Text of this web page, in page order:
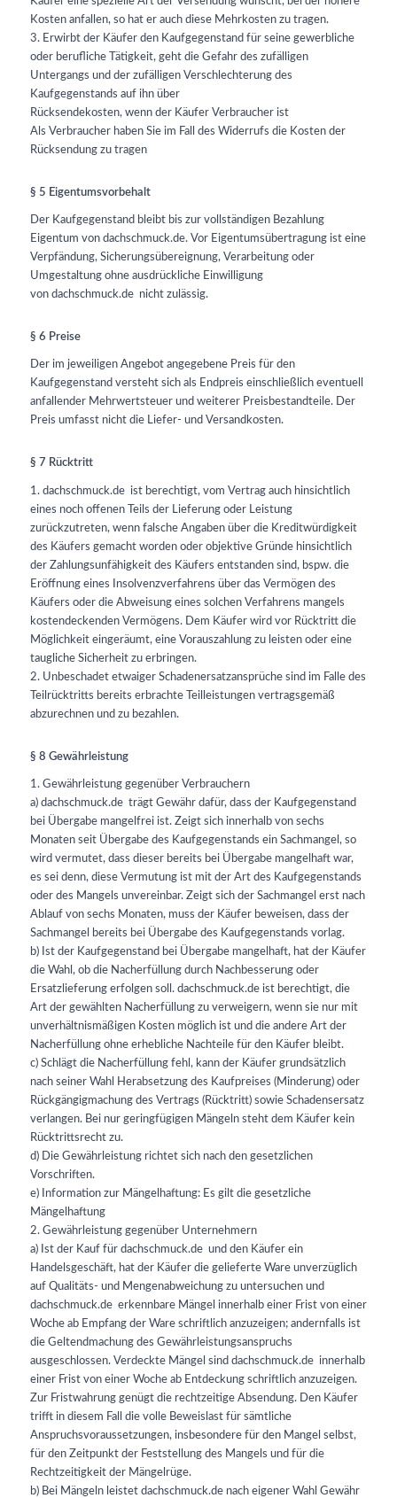
Kosten anfallen, so hat er auch diese Mehrkosten zu tragen.
3. Erwirbt der Käufer den Kaufgegenstand für seine gewerbliche
oder berufliche Tätigkeit, geht die Gefahr des zufälligen
Untergangs und der zufälligen Verschlechterung des
Kaufgegenstands auf ihn über
Rücksendekosten, wenn der Käufer Verbraucher ist
Als Verbraucher haben Sie im Fall des Widerrufs die Kosten der
Rücksendung zu tragen
§ 5 Eigentumsvorbehalt
Der Kaufgegenstand bleibt bis zur vollständigen Bezahlung
Eigentum von dachschmuck.de. Vor Eigentumsübertragung ist eine
Verpfändung, Sicherungsübereignung, Verarbeitung oder
Umgestaltung ohne ausdrückliche Einwilligung
von dachschmuck.de nicht zulässig.
§ 6 Preise
Der im jeweiligen Angebot angegebene Preis für den
Kaufgegenstand versteht sich als Endpreis einschließlich eventuell
anfallender Mehrwertsteuer und weiterer Preisbestandteile. Der
Preis umfasst nicht die Liefer- und Versandkosten.
§ 7 Rücktritt
1. dachschmuck.de ist berechtigt, vom Vertrag auch hinsichtlich
eines noch offenen Teils der Lieferung oder Leistung
zurückzutreten, wenn falsche Angaben über die Kreditwürdigkeit
des Käufers gemacht worden oder objektive Gründe hinsichtlich
der Zahlungsunfähigkeit des Käufers entstanden sind, bspw. die
Eröffnung eines Insolvenzverfahrens über das Vermögen des
Käufers oder die Abweisung eines solchen Verfahrens mangels
kostendeckenden Vermögens. Dem Käufer wird vor Rücktritt die
Möglichkeit eingeräumt, eine Vorauszahlung zu leisten oder eine
taugliche Sicherheit zu erbringen.
2. Unbeschadet etwaiger Schadenersatzansprüche sind im Falle des
Teilrücktritts bereits erbrachte Teilleistungen vertragsgemäß
abzurechnen und zu bezahlen.
§ 8 Gewährleistung
1. Gewährleistung gegenüber Verbrauchern
a) dachschmuck.de trägt Gewähr dafür, dass der Kaufgegenstand
bei Übergabe mangelfrei ist. Zeigt sich innerhalb von sechs
Monaten seit Übergabe des Kaufgegenstands ein Sachmangel, so
wird vermutet, dass dieser bereits bei Übergabe mangelhaft war,
es sei denn, diese Vermutung ist mit der Art des Kaufgegenstands
oder des Mangels unvereinbar. Zeigt sich der Sachmangel erst nach
Ablauf von sechs Monaten, muss der Käufer beweisen, dass der
Sachmangel bereits bei Übergabe des Kaufgegenstands vorlag.
b) Ist der Kaufgegenstand bei Übergabe mangelhaft, hat der Käufer
die Wahl, ob die Nacherfüllung durch Nachbesserung oder
Ersatzlieferung erfolgen soll. dachschmuck.de ist berechtigt, die
Art der gewählten Nacherfüllung zu verweigern, wenn sie nur mit
unverhältnismäßigen Kosten möglich ist und die andere Art der
Nacherfüllung ohne erhebliche Nachteile für den Käufer bleibt.
c) Schlägt die Nacherfüllung fehl, kann der Käufer grundsätzlich
nach seiner Wahl Herabsetzung des Kaufpreises (Minderung) oder
Rückgängigmachung des Vertrags (Rücktritt) sowie Schadensersatz
verlangen. Bei nur geringfügigen Mängeln steht dem Käufer kein
Rücktrittsrecht zu.
d) Die Gewährleistung richtet sich nach den gesetzlichen
Vorschriften.
e) Information zur Mängelhaftung: Es gilt die gesetzliche
Mängelhaftung
2. Gewährleistung gegenüber Unternehmern
a) Ist der Kauf für dachschmuck.de und den Käufer ein
Handelsgeschäft, hat der Käufer die gelieferte Ware unverzüglich
auf Qualitäts- und Mengenabweichung zu untersuchen und
dachschmuck.de erkennbare Mängel innerhalb einer Frist von einer
Woche ab Empfang der Ware schriftlich anzuzeigen; andernfalls ist
die Geltendmachung des Gewährleistungsanspruchs
ausgeschlossen. Verdeckte Mängel sind dachschmuck.de innerhalb
einer Frist von einer Woche ab Entdeckung schriftlich anzuzeigen.
Zur Fristwahrung genügt die rechtzeitige Absendung. Den Käufer
trifft in diesem Fall die volle Beweislast für sämtliche
Anspruchsvoraussetzungen, insbesondere für den Mangel selbst,
für den Zeitpunkt der Feststellung des Mangels und für die
Rechtzeitigkeit der Mängelrüge.
b) Bei Mängeln leistet dachschmuck.de nach eigener Wahl Gewähr